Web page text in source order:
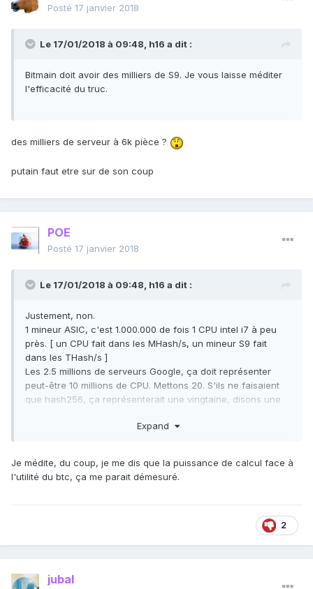
Posté 17 janvier 2018
Le 17/01/2018 à 09:48, h16 a dit :
Bitmain doit avoir des milliers de S9. Je vous laisse méditer
l'efficacité du truc.
des milliers de serveur à 6k pièce ?
putain faut etre sur de son coup
POE
Posté 17 janvier 2018
Le 17/01/2018 à 09:48, h16 a dit :
Justement, non.
1 mineur ASIC, c'est 1.000.000 de fois 1 CPU intel i7 à peu
près. [ un CPU fait dans les MHash/s, un mineur S9 fait
dans les THash/s ]
Les 2.5 millions de serveurs Google, ça doit représenter
peut-être 10 millions de CPU. Mettons 20. S'ils ne faisaient
que hash256, ça représenterait une vingtaine, disons une
Expand
Je médite, du coup, je me dis que la puissance de calcul face à
l'utilité du btc, ça me parait démesuré.
2
jubal